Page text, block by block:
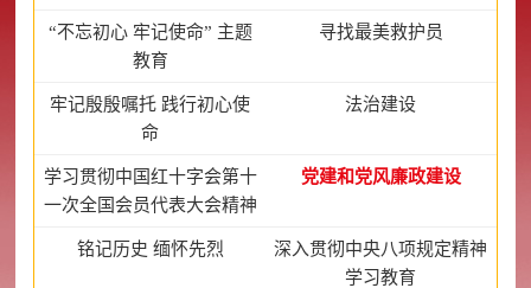
“不忘初心 牢记使命” 主题
教育
寻找最美救护员
牢记殷殷嘱托 践行初心使
命
法治建设
学习贯彻中国红十字会第十
一次全国会员代表大会精神
党建和党风廉政建设
铭记历史 缅怀先烈
深入贯彻中央八项规定精神
学习教育